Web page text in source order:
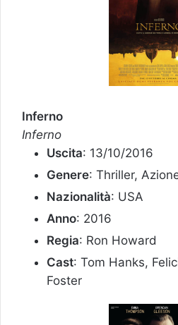
Inferno
Inferno
Uscita: 13/10/2016
Genere: Thriller,
Nazionalità: USA
Anno: 2016
Regia: Ron Howard
Cast: Tom Hanks,
Foster